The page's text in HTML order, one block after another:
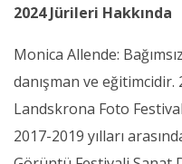
2024 Jürileri Hakkında
Monica Allende:
danışman ve eğitimcidir.
Landskrona Foto
2017-2019 yılları